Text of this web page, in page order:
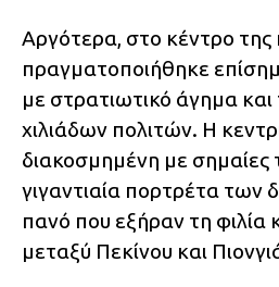
Αργότερα, στο κέντρο
πραγματοποιήθηκε
με στρατιωτικό άγημα
χιλιάδων πολιτών. Η
διακοσμημένη με
γιγαντιαία πορτρέτα των
πανό που εξήραν τη φιλία
μεταξύ Πεκίνου και